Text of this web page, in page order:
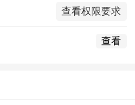
查看权限要求
查看